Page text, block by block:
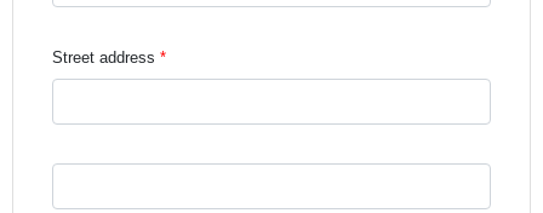
Street address
Street address line 3